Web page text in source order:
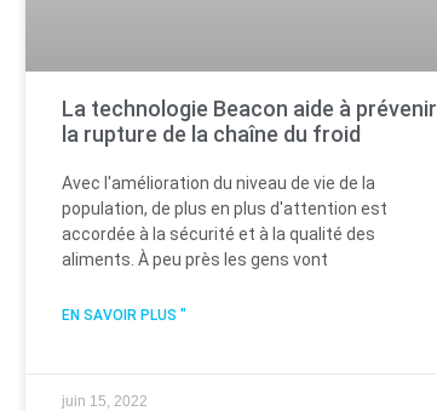
La technologie Beacon aide à prévenir
la rupture de la chaîne du froid
Avec l'amélioration du niveau de vie de la
population, de plus en plus d'attention est
accordée à la sécurité et à la qualité des
aliments. À peu près les gens vont
EN SAVOIR PLUS "
juin 15, 2022